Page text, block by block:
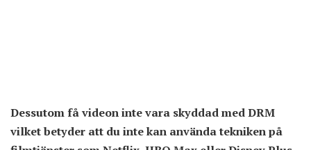
Dessutom få videon inte vara skyddad med DRM
vilket betyder att du inte kan använda tekniken på